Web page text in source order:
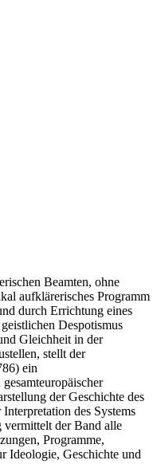
Beamten, ohne
aufklärerisches Programm
durch Errichtung eines
Despotismus
Gleichheit in der
stellt der
ein
der Geschichte des
des Systems
vermittelt der Band alle
Programme,
Ideologie, Geschichte und